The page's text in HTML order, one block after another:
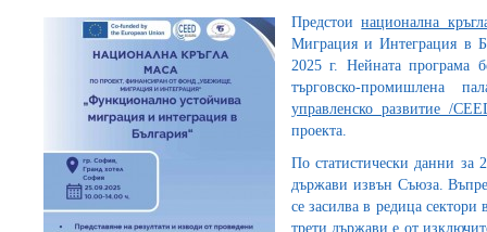
Предстоинационална
Миграция и Интеграция в
2025 г. Нейната програма
търговско-промишлена
управленско развитие /
проекта.
По статистически данни за
държави извън Съюза.
се засилва в редица
трети държави е от